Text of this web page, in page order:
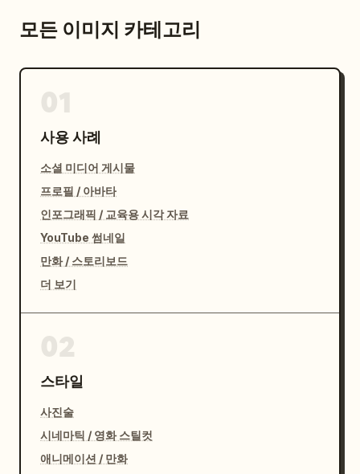
모든 이미지 카테고리
사용 사례
소셜 미디어 게시물
프로필 / 아바타
인포그래픽 / 교육용 시각 자료
YouTube 썸네일
만화 / 스토리보드
더 보기
스타일
사진술
시네마틱 / 영화 스틸컷
애니메이션 / 만화